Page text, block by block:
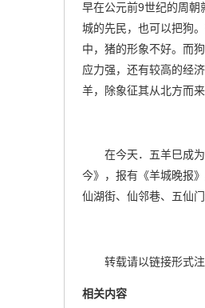
早在公元前9世纪的周朝
城的先民，也可以把狗
中，猪的形象不好。而
应力强，还有较高的经
羊，除象征其从北方而
在今天．五羊巳成
今》，报有《羊城晚报
仙湖街、仙邻巷、五仙
转载请以链接形式
相关内容